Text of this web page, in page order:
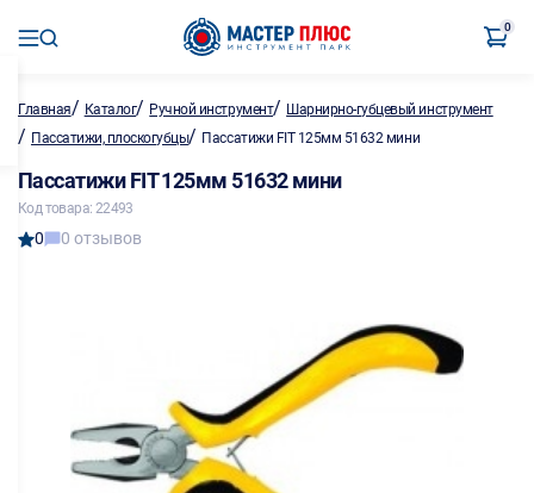
0
Главная/ Каталог/ Ручной инструмент/ Шарнирно-губцевый инструмент
/ Пассатижи, плоскогубцы/ Пассатижи FIT 125мм 51632 мини
Пассатижи FIT 125мм 51632 мини
Код товара: 22493
0 0 отзывов